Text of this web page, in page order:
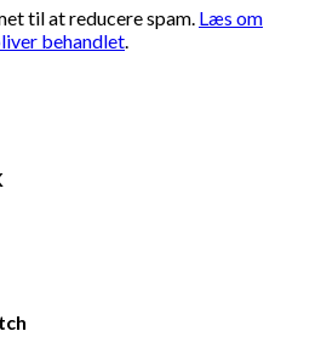
til at reducere spam. Læs om
behandlet.